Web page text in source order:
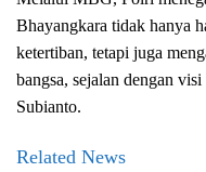
Bhayangkara tidak hanya
ketertiban, tetapi juga
bangsa, sejalan dengan
Subianto.
Related News